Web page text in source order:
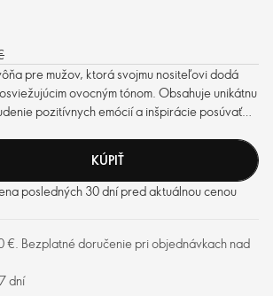
pre mužov, ktorá svojmu nositeľovi dodá
ovocným tónom. Obsahuje unikátnu
pozitívnych emócií a inšpirácie posúvať
KÚPIŤ
posledných 30 dní pred aktuálnou cenou
€. Bezplatné doručenie pri objednávkach nad
dní